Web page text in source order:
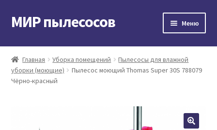
Перейти
к
Перейти
к
МИР пылесосов Меню
Главная
Мой аккаунт
Главная Уборка помещений
Пылесосы для влажной
уборки (моющие)
Пылесос моющий Thomas Super 30S 788079
Чёрно-красный